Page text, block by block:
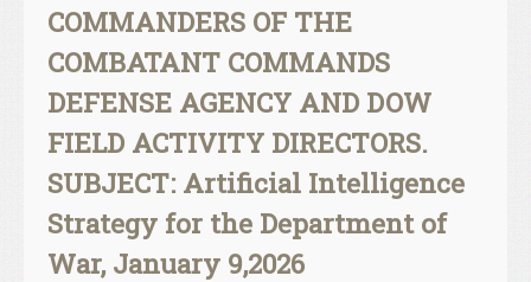
COMMANDERS OF THE
COMBATANT COMMANDS
DEFENSE AGENCY AND DOW
FIELD ACTIVITY DIRECTORS.
SUBJECT: Artificial Intelligence
Strategy for the Department of
War, January 9,2026